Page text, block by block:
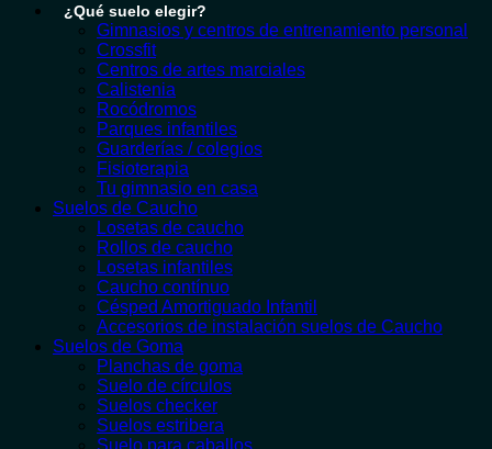
¿Qué suelo elegir?
Gimnasios y centros de entrenamiento personal
Crossfit
Centros de artes marciales
Calistenia
Rocódromos
Parques infantiles
Guarderías / colegios
Fisioterapia
Tu gimnasio en casa
Suelos de Caucho
Losetas de caucho
Rollos de caucho
Losetas infantiles
Caucho contínuo
Césped Amortiguado Infantil
Accesorios de instalación suelos de Caucho
Suelos de Goma
Planchas de goma
Suelo de círculos
Suelos checker
Suelos estribera
Suelo para caballos